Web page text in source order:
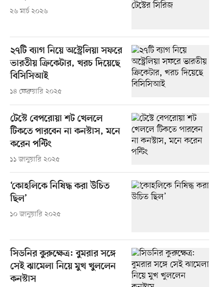
২৬ মার্চ ২০২৬
২৭টি ব্যাগ নিয়ে অস্ট্রেলিয়া সফরে
ভারতীয় ক্রিকেটার, খরচ দিয়েছে
বিসিসিআই
১৪ ফেব্রুয়ারি ২০২৫
টেস্টে বেপরোয়া শট খেললে
টিকতে পারবেন না কনস্টাস, মনে
করেন পন্টিং
১১ জানুয়ারি ২০২৫
‘কোহলিকে নিষিদ্ধ করা উচিত
ছিল’
১০ জানুয়ারি ২০২৫
সিডনির কুরুক্ষেত্র: বুমরার সঙ্গে
সেই ঝামেলা নিয়ে মুখ খুললেন
কনস্টাস